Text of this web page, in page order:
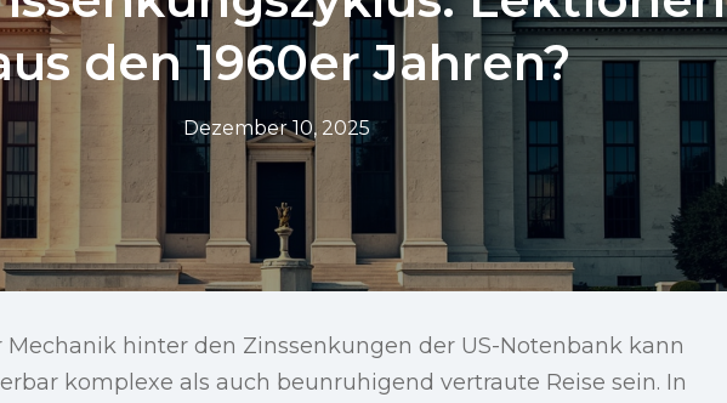
den 1960er Jahren?
Dezember 10, 2025
Mechanik hinter den Zinssenkungen der US-Notenbank kann
komplexe als auch beunruhigend vertraute Reise sein. In